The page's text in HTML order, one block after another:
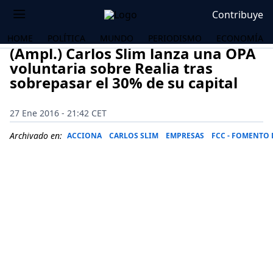
Contribuye
HOME POLÍTICA MUNDO PERIODISMO ECONOMÍA
(Ampl.) Carlos Slim lanza una OPA
voluntaria sobre Realia tras
sobrepasar el 30% de su capital
27 Ene 2016 - 21:42 CET
Archivado en: ACCIONA CARLOS SLIM EMPRESAS FCC - FOMENTO